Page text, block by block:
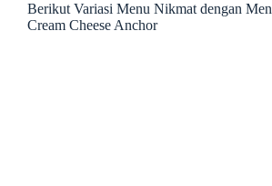
Berikut Variasi Menu Nikmat dengan
Cream Cheese Anchor